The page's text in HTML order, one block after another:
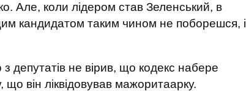
Але, коли лідером став Зеленський, в
кандидатом таким чином не поборешся, і
депутатів не вірив, що кодекс набере
що він ліквідовував мажоритаарку.